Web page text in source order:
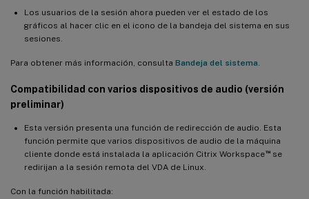
Los usuarios de la sesión ahora pueden ver el estado de los
gráficos al hacer clic en el icono de la bandeja del sistema en sus
sesiones.
Para obtener más información, consulta Bandeja del sistema
Compatibilidad con varios dispositivos de audio (versión
preliminar)
Esta versión presenta una función de redirección de audio. Esta
función permite que varios dispositivos de audio de la máquina
cliente donde está instalada la aplicación Citrix Workspace™se
redirijan a la sesión remota del VDA de Linux.
Con la función habilitada:
Compatibilidad con la copia de seguridad y comparación de
datos de VDA mediante XDPing
Compatibilidad con SSSD para usar MCS para crear VDA de
Compatibilidad con nuevos dispositivos de destino de streaming
Novedades de la versión 2303
Compatibilidad con RHEL 9.1 y Rocky Linux 9.1
de Linux